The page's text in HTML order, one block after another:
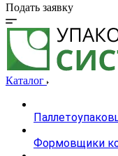
Подать заявку
Каталог
Формовщики